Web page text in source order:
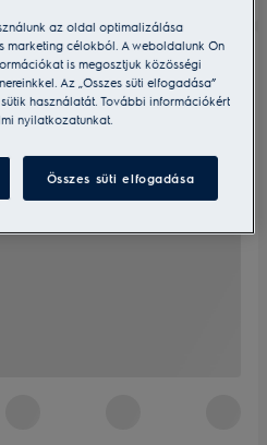
az oldal optimalizálása
marketing célokból. A weboldalunk Ön
is megosztjuk közösségi
Az „Összes süti elfogadása”
használatát. További információkért
nyilatkozatunkat.
Összes süti elfogadása